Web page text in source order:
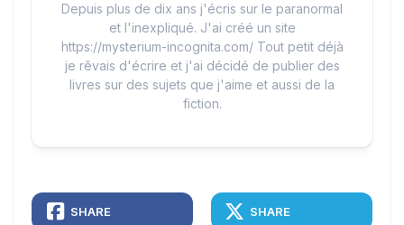
Depuis plus de dix ans j'écris sur le paranormal
et l'inexpliqué. J'ai créé un site
https://mysterium-incognita.com/ Tout petit déjà
je rêvais d'écrire et j'ai décidé de publier des
livres sur des sujets que j'aime et aussi de la
fiction.
SHARE SHARE